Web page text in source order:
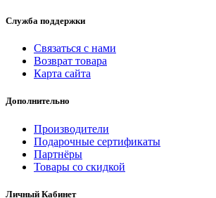
Служба поддержки
Связаться с нами
Возврат товара
Карта сайта
Дополнительно
Производители
Подарочные сертификаты
Партнёры
Товары со скидкой
Личный Кабинет